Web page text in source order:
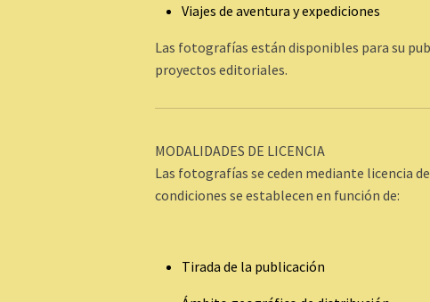
Viajes de aventura y expediciones
Las fotografías están disponibles para su
proyectos editoriales.
MODALIDADES DE LICENCIA
Las fotografías se ceden mediante licencia
condiciones se establecen en función de:
Tirada de la publicación